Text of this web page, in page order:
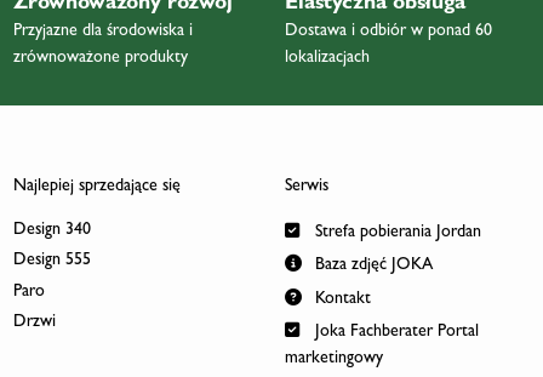
Zrównoważony rozwój
Przyjazne dla środowiska i
zrównoważone produkty
Elastyczna obsługa
Dostawa i odbiór w ponad 60
lokalizacjach
Najlepiej sprzedające się
Design 340
Design 555
Paro
Drzwi
Serwis
Strefa pobierania Jordan
Baza zdjęć JOKA
Kontakt
Joka Fachberater Portal
marketingowy